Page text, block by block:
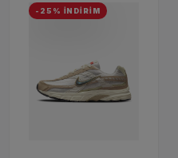
-25% İNDİRİM